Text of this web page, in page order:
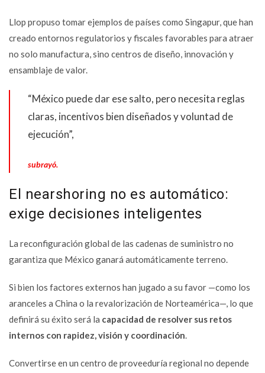
Llop propuso tomar ejemplos de países como Singapur, que han
creado entornos regulatorios y fiscales favorables para atraer
no solo manufactura, sino centros de diseño, innovación y
ensamblaje de valor.
“México puede dar ese salto, pero necesita reglas
claras, incentivos bien diseñados y voluntad de
ejecución”,
subrayó.
El nearshoring no es automático:
exige decisiones inteligentes
La reconfiguración global de las cadenas de suministro no
garantiza que México ganará automáticamente terreno.
Si bien los factores externos han jugado a su favor —como los
aranceles a China o la revalorización de Norteamérica—, lo que
definirá su éxito será la capacidad de resolver sus retos
internos con rapidez, visión y coordinación.
Convertirse en un centro de proveeduría regional no depende